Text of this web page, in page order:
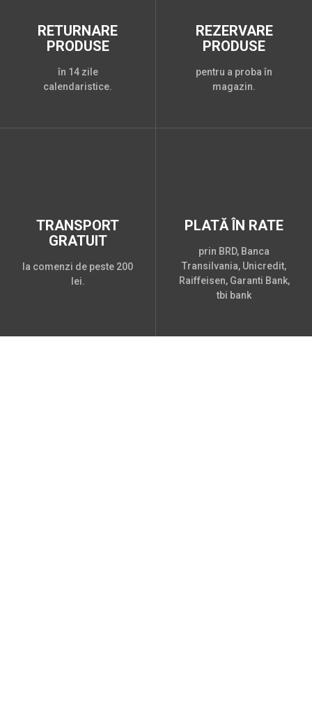
RETURNARE
PRODUSE
în 14 zile
calendaristice.
REZERVARE
PRODUSE
pentru a proba în
magazin.
TRANSPORT
GRATUIT
la comenzi de peste 200
lei.
PLATĂ ÎN RATE
prin BRD, Banca
Transilvania, Unicredit,
Raiffeisen, Garanti Bank,
tbi bank